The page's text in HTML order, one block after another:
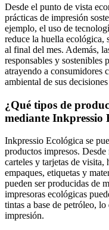
Desde el punto de vista
prácticas de impresión
ejemplo, el uso de
reduce la huella ecológica,
al final del mes. Además,
responsables y sostenibles
atrayendo a consumidores
ambiental de sus
¿Qué tipos de
mediante Inkpressio
Inkpressio Ecológica se
productos impresos.
carteles y tarjetas de visita,
empaques, etiquetas y
pueden ser producidas de
impresoras ecológicas
tintas a base de petróleo,
impresión.